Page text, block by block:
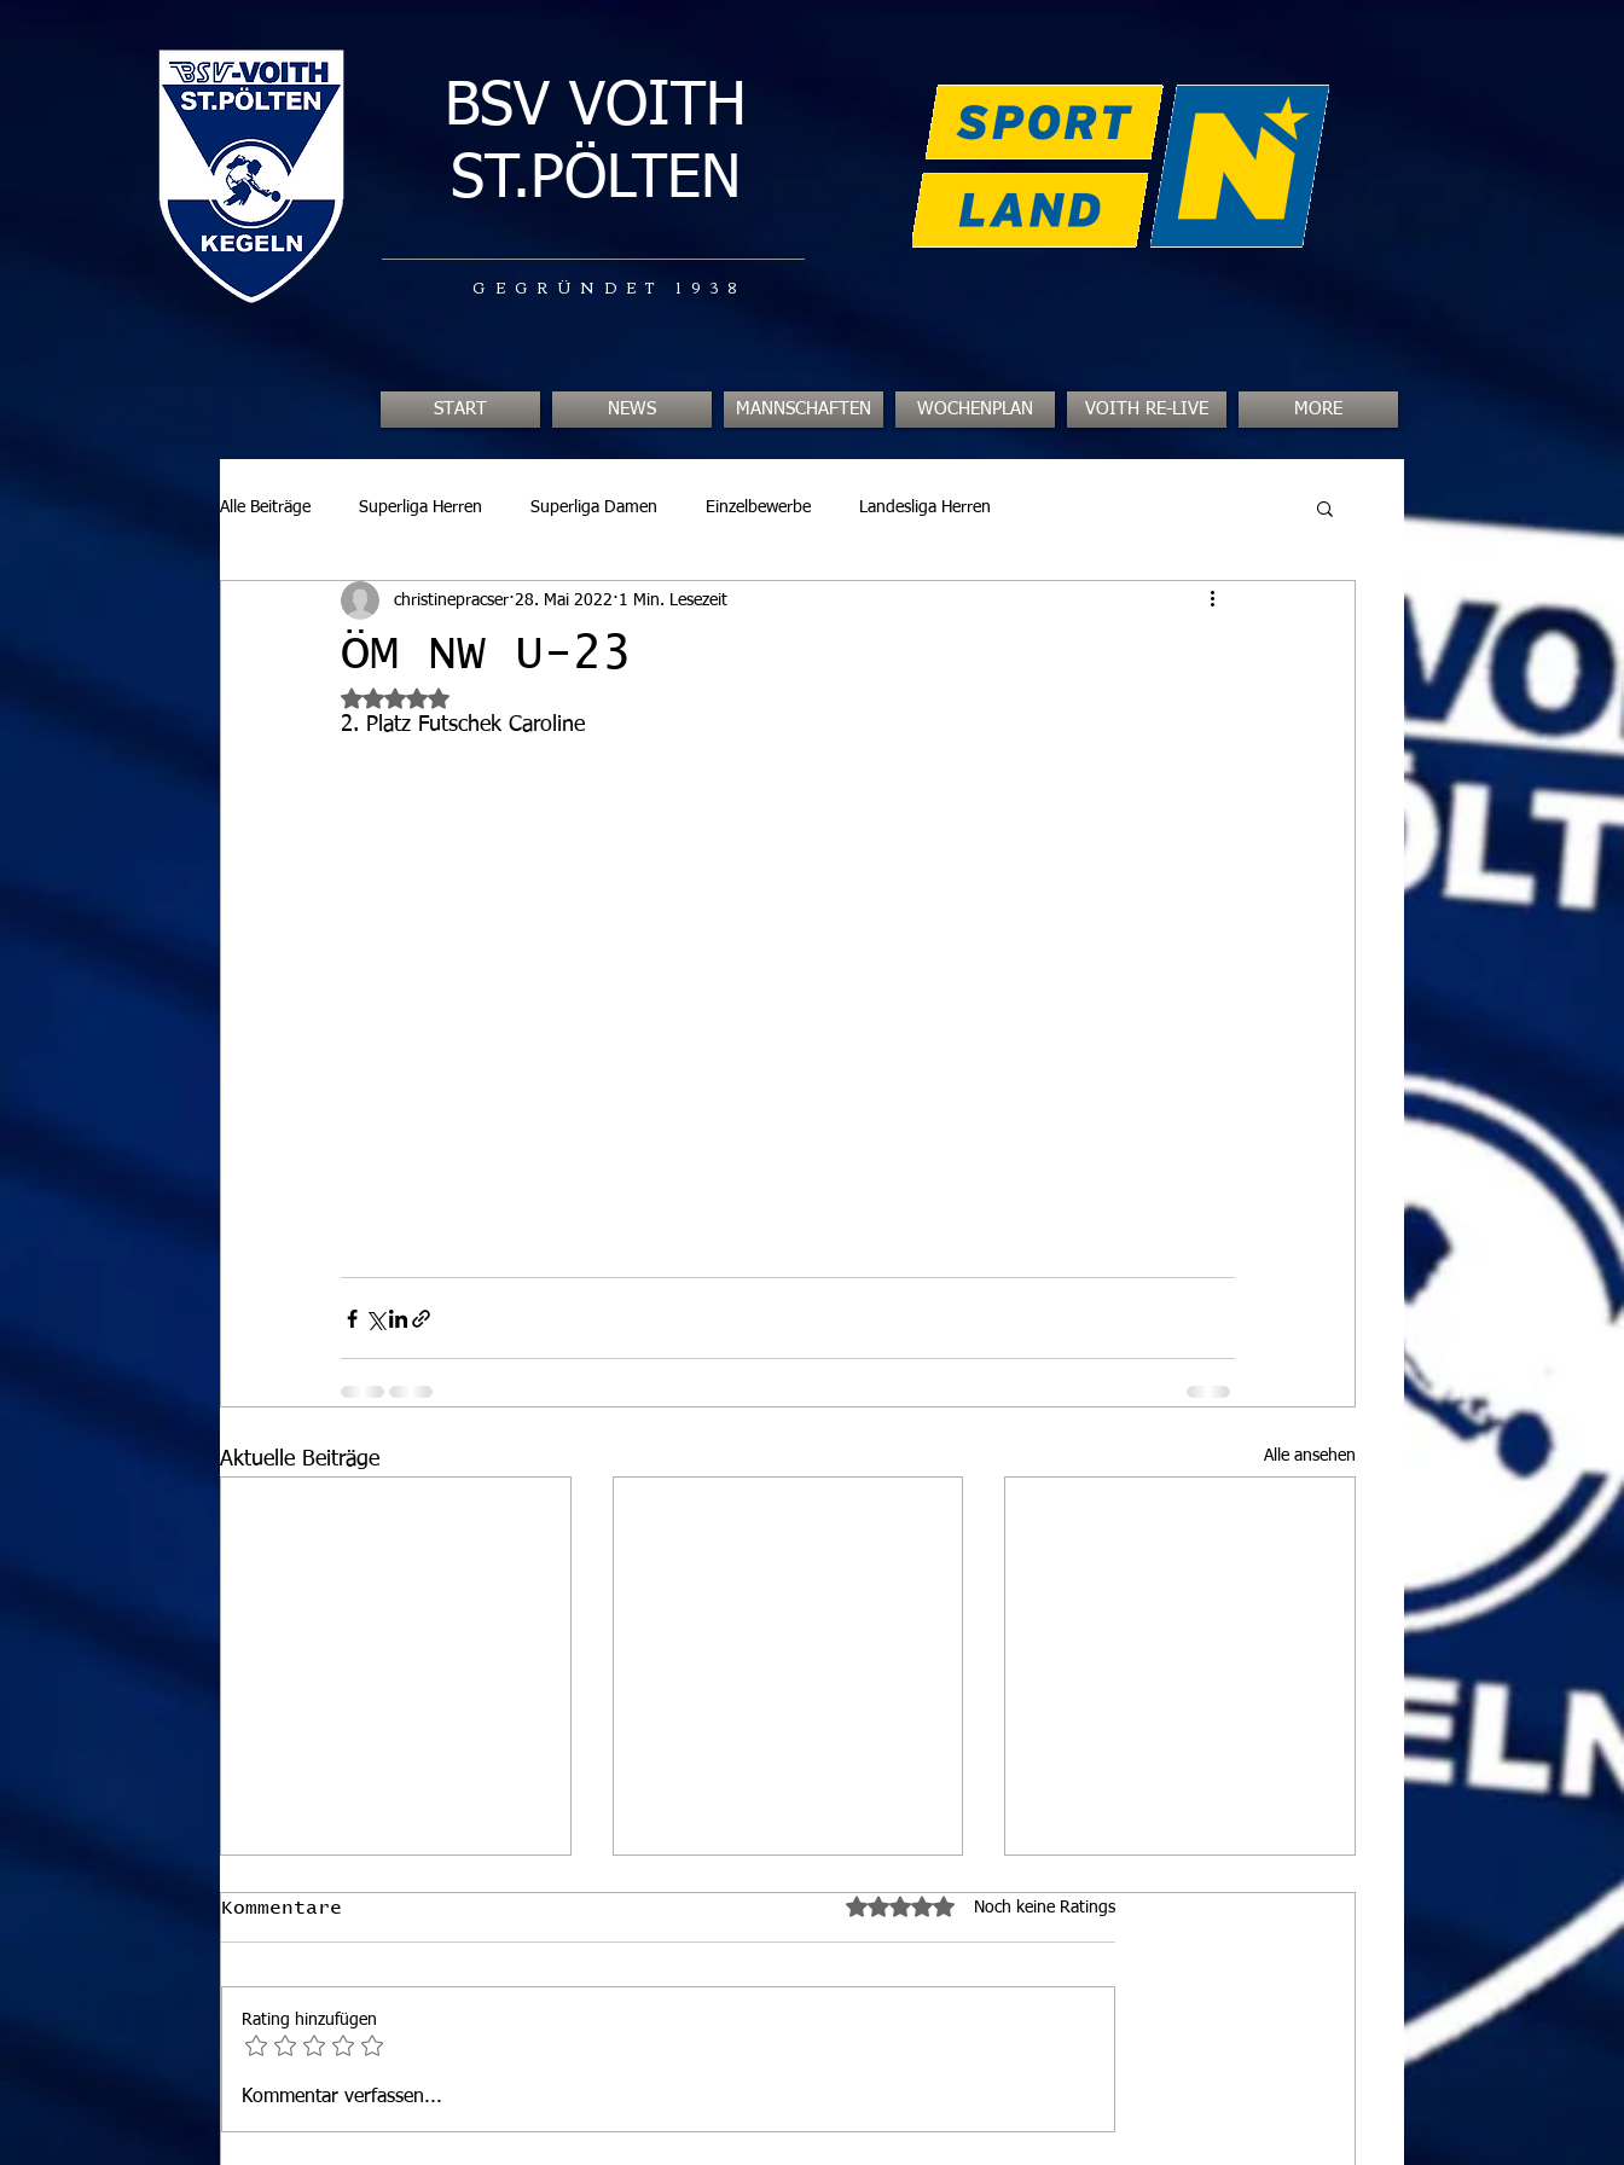
BSV VOITH
ST.PÖLTEN
GEGRÜNDET 1938
START NEWS MANNSCHAFTEN WOCHENPLAN VOITH RE-LIVE MORE
Alle Beiträge Superliga Herren Superliga Damen Einzelbewerbe Landesliga Herren
ÖM NW U-23
christinepracser 28. Mai 2022 1 Min. Lesezeit
Mit NaN von 5 Sternen bewertet.
2. Platz Futschek Caroline
Aktuelle Beiträge Alle ansehen
ÖSTM Einzel Damen und
Kommentare Mit 0 von 5 Sternen bewertet.
Noch keine Ratings
Rating hinzufügen
Kommentar verfassen...